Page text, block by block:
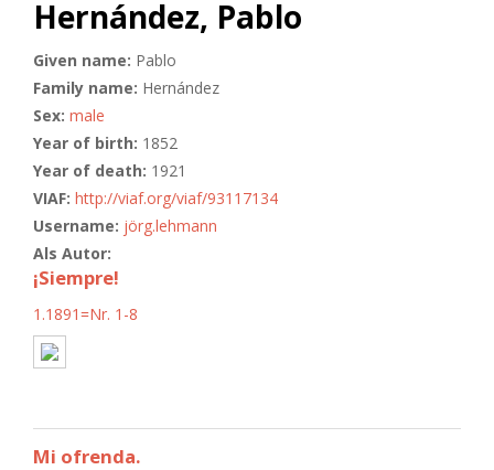
Hernández, Pablo
Given name: Pablo
Family name: Hernández
Sex: male
Year of birth: 1852
Year of death: 1921
VIAF: http://viaf.org/viaf/93117134
Username: jörg.lehmann
Als Autor:
¡Siempre!
1.1891=Nr. 1-8
Mi ofrenda.